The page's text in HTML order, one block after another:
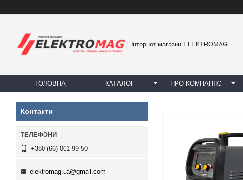
Інтернет-магазин ELEKTROMAG
ГОЛОВНА КАТАЛОГ ПРО КОМПАНІЮ
Контакти
+380 (66) 001-99-50
elektromag.ua@gmail.com